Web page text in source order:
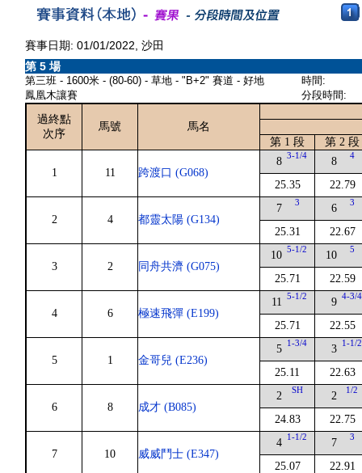
賽事日期: 01/01/2022, 沙田
第 5 場
第三班 - 1600米 - (80-60) - 草地 - "B+2" 賽道 - 好地
鳳凰木讓賽
時間:
分段時間:
過終點
次序
馬號
馬名
第 1 段
第 2 段
1 11 跨渡口 (G068)
8 3-1/4
25.35
8 4
22.79
2 4 都靈太陽 (G134)
7 3
25.31
6 3
22.67
3 2 同舟共濟 (G075)
10 5-1/2
25.71
10 5
22.59
4 6 極速飛彈 (E199)
11 5-1/2
25.71
9 4-3/4
22.55
5 1 金哥兒 (E236)
5 1-3/4
25.11
3 1-1/2
22.63
6 8 成才 (B085)
2 SH
24.83
2 1/2
22.75
7 10 威威鬥士 (E347)
4 1-1/2
25.07
7 3
22.91